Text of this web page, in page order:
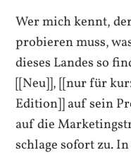
Wer mich kennt,
probieren muss,
dieses Landes so
[[Neu]], [[nur für
Edition]] auf sein
auf die
schlage sofort zu.